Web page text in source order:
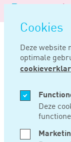
overslaan
Cookies
Deze website
optimale
Deze
Logo
Noord
Negentig
Home Nieuws
JAN 16, 2024